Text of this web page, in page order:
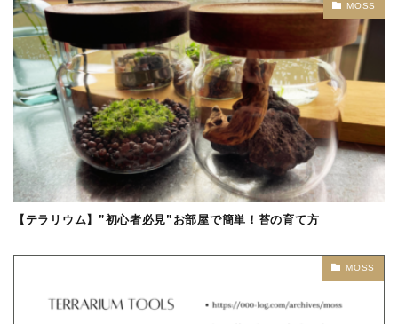
MOSS
【テラリウム】”初心者必見”お部屋で簡単！苔の育て方
MOSS